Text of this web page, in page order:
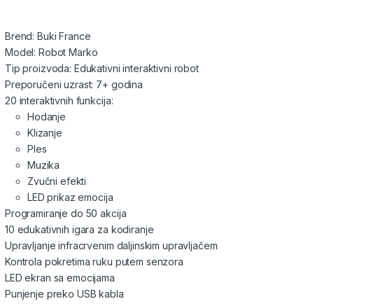
Brend: Buki France
Model: Robot Marko
Tip proizvoda: Edukativni interaktivni robot
Preporučeni uzrast: 7+ godina
20 interaktivnih funkcija:
Hodanje
Klizanje
Ples
Muzika
Zvučni efekti
LED prikaz emocija
Programiranje do 50 akcija
10 edukativnih igara za kodiranje
Upravljanje infracrvenim daljinskim upravljačem
Kontrola pokretima ruku putem senzora
LED ekran sa emocijama
Punjenje preko USB kabla